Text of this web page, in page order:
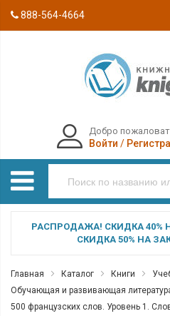
888-564-4664
Добро
Войти /
РАСПРОДАЖА! СКИДКА 40%
СКИДКА 50% НА
Главная Каталог Книги
Обучающая и развивающая
500 французских слов. Уровень 1.